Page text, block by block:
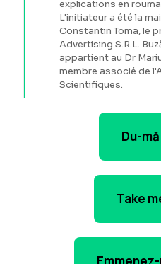
explications en
L'initiateur a été la
Constantin Toma, le
Advertising S.R.L.
appartient au Dr
membre associé de
Scientifiques.
Du-
Take